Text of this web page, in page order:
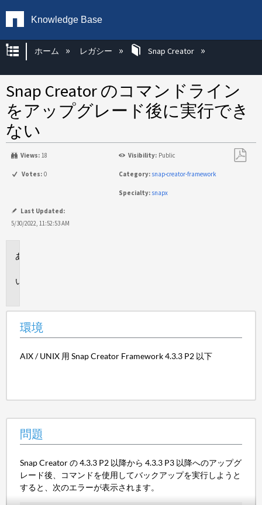
Knowledge Base
グローバル階層を展開/折りたたむ
ホーム レガシー Snap Creator
Snap Creator のコマンドライン
をアップグレード後に実行でき
ない
Views: 18 Visibility: Public
Votes: 0 Category: snap-creator-framework
Specialty: snapx
Last Updated:
5/30/2022, 11:52:53 AM
環境
AIX / UNIX 用 Snap Creator Framework 4.3.3 P2 以下
問題
Snap Creator の 4.3.3 P2 以降から 4.3.3 P3 以降へのアップグ
レード後、コマンドを使用してバックアップを実行しようと
すると、次のエラーが表示されます。